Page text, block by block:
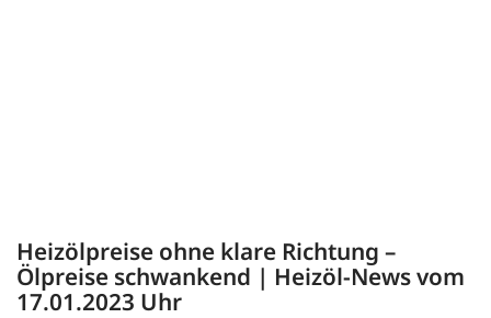
Heizölpreise ohne klare Richtung –
Ölpreise schwankend | Heizöl-News vom
17.01.2023